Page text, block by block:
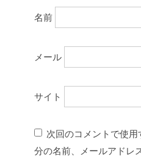
名前
メール
サイト
次回のコメントで使
分の名前、メールアドレ